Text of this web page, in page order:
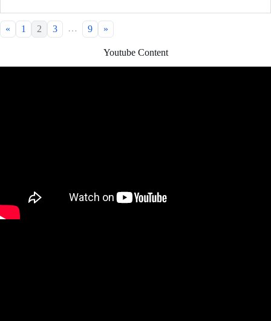
« 1 2 3 … 9 »
Youtube Content